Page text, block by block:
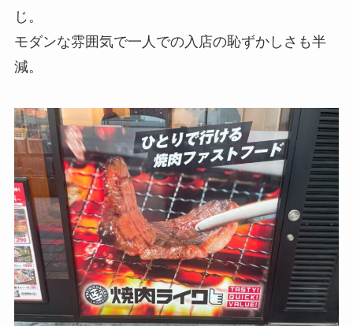
じ。
モダンな雰囲気で一人での入店の恥ずかしさも半
減。